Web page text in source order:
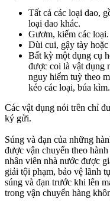
Tất cả các loại dao,
loại dao khác.
Gươm, kiếm các loại.
Dùi cui, gậy tày
Bất kỳ một dụng cụ
được coi là vật dụng
nguy hiểm tuỳ theo
kéo các loại, búa
Các vật dụng nói trên chỉ
ký gửi.
Súng và đạn của những
được vận chuyển theo
nhân viên nhà nước được
giải tội phạm, bảo vệ lãnh
súng và đạn trước khi lên
trong vận chuyển hàng